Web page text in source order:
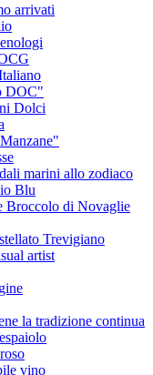
arrivati
DOC"
Dolci
marini allo zodiaco
Blu
Broccolo di Novaglie
Trevigiano
artist
la tradizione continua
vino